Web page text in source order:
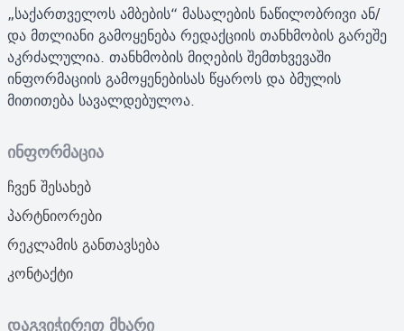
„საქართველოს ამბების“ მასალების ნაწილობრივი ან/
და მთლიანი გამოყენება რედაქციის თანხმობის გარეშე
აკრძალულია. თანხმობის მიღების შემთხვევაში
ინფორმაციის გამოყენებისას წყაროს და ბმულის
მითითება სავალდებულოა.
ინფორმაცია
ჩვენ შესახებ
პარტნიორები
რეკლამის განთავსება
კონტაქტი
დაგვიჭირეთ მხარი